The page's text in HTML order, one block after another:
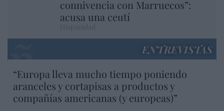
connivencia con Marruecos”:
acusa una ceutí
ENTREVISTAS
“Europa lleva mucho tiempo poniendo
aranceles y cortapisas a productos y
compañías americanas (y europeas)”